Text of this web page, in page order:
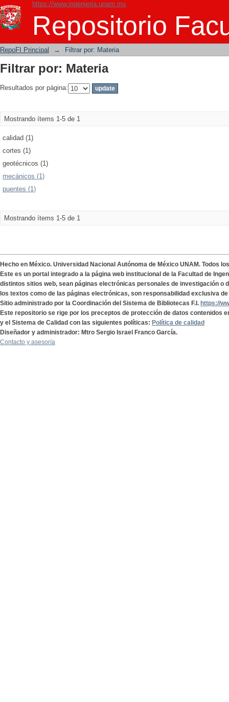
https://www.ingenieria.unam.mx
Repositorio
Filtrar por: Materia
RepoFI Principal → Filtrar por: Materia
Filtrar por: Materia
Resultados por página:
Mostrando ítems 1-5 de 1
calidad (1)
cortes (1)
geotécnicos (1)
mecánicos (1)
puentes (1)
Mostrando ítems 1-5 de 1
Hecho en México. Universidad Nacional Autónoma de México UNAM. Todos
Este es un portal integrado a la página web institucional de la Facultad de
distintos sitios web, sean páginas electrónicas personales de investigación o
los textos como de las páginas electrónicas, son responsabilidad exclusiva
Sitio administrado por la Coordinación del Sistema de Bibliotecas F.I. https://
Este repositorio se rige por los preceptos de protección de datos contenidos
y el Sistema de Calidad con las siguientes políticas: Política de calidad
Diseñador y administrador: Mtro Sergio Israel Franco García.
Contacto y asesoría